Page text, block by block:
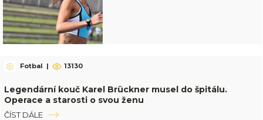
Fotbal | 13130
Legendární kouč Karel Brückner musel do špitálu.
Operace a starosti o svou ženu
ČÍST DÁLE